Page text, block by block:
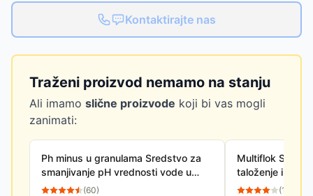
Kontaktirajte nas
Traženi proizvod nemamo na stanju
Ali imamo slične proizvode koji bi vas mogli
zanimati:
Ph minus u granulama Sredstvo za
smanjivanje pH vrednosti vode u
bazenima 020084 8kg
(60)
Multiflok
taloženje i
10L MCom
(13